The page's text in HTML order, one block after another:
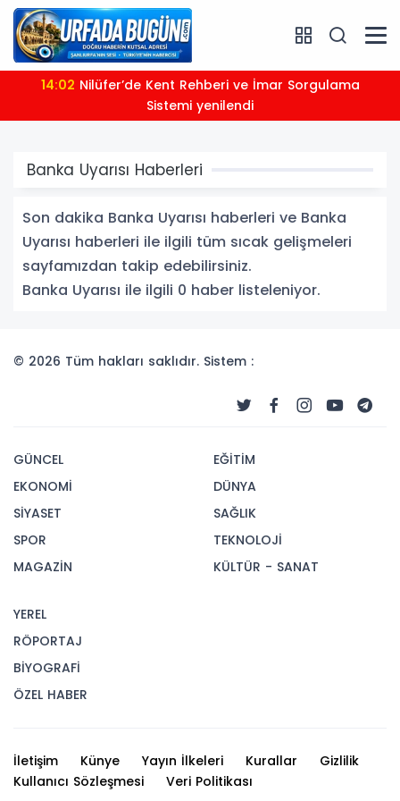
14:02
Sistemi yenilendi
Banka Uyarısı Haberleri
Son dakika Banka Uyarısı haberleri ve Banka
Uyarısı haberleri ile ilgili tüm sıcak gelişmeleri
sayfamızdan takip edebilirsiniz.
Banka Uyarısı ile ilgili 0 haber listeleniyor.
© 2026 Tüm hakları saklıdır. Sistem :
GÜNCEL
EKONOMİ
SİYASET
SPOR
MAGAZİN
EĞİTİM
DÜNYA
SAĞLIK
TEKNOLOJİ
KÜLTÜR - SANAT
YEREL
RÖPORTAJ
BİYOGRAFİ
ÖZEL HABER
İletişim Künye Yayın İlkeleri Kurallar
Gizlilik
Kullanıcı Sözleşmesi
Veri Politikası